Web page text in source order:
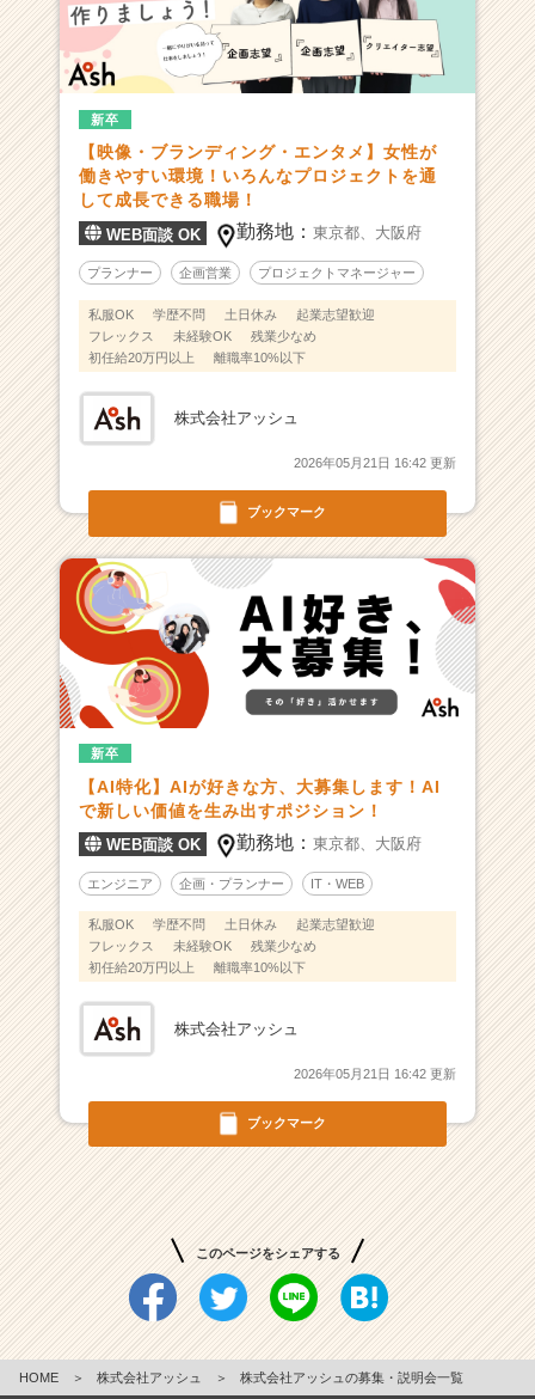
さ”や“魅
力”を
引
き
|
ベ
ン
チ
ャ
ー・
成
長
か
カ
ト
が
届
く
就
活
サ
イ
ア
キ
ャ
ア
（C
h
C
ブックマーク
新卒
【映像・ブランディング・エンタメ】女性が
働きやすい環境！いろんなプロジェクトを通
して成長できる職場！
WEB面談 OK 勤務地：東京都、 大阪府
プランナー 企画営業 プロジェクトマネージャー
私服OK 学歴不問 土日休み
起業志望歓迎
フレックス
未経験OK
残業少なめ
初任給20万円以上
離職率10%以下
株式会社アッシュ
2026年05月21日 16:42 更新
ブックマーク
新卒
【AI特化】AIが好きな方、大募集します！AI
で新しい価値を生み出すポジション！
WEB面談 OK 勤務地：東京都、 大阪府
エンジニア 企画・プランナー IT・WEB
私服OK 学歴不問 土日休み
起業志望歓迎
フレックス
未経験OK
残業少なめ
初任給20万円以上
離職率10%以下
株式会社アッシュ
2026年05月21日 16:42 更新
このページをシェアする
HOME ＞ 株式会社アッシュ ＞ 株式会社アッシュの募集・説明会一覧